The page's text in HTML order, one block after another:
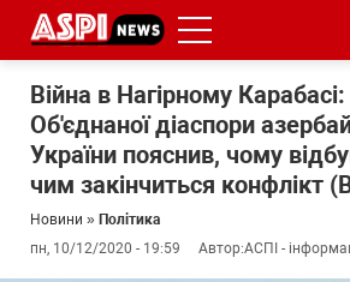
Війна в Нагірному
Об'єднаної діаспори
України пояснив, чому
чим закінчиться конфлікт
Новини » Політика
пн, 10/12/2020 - 19:59
Автор:АСПІ -